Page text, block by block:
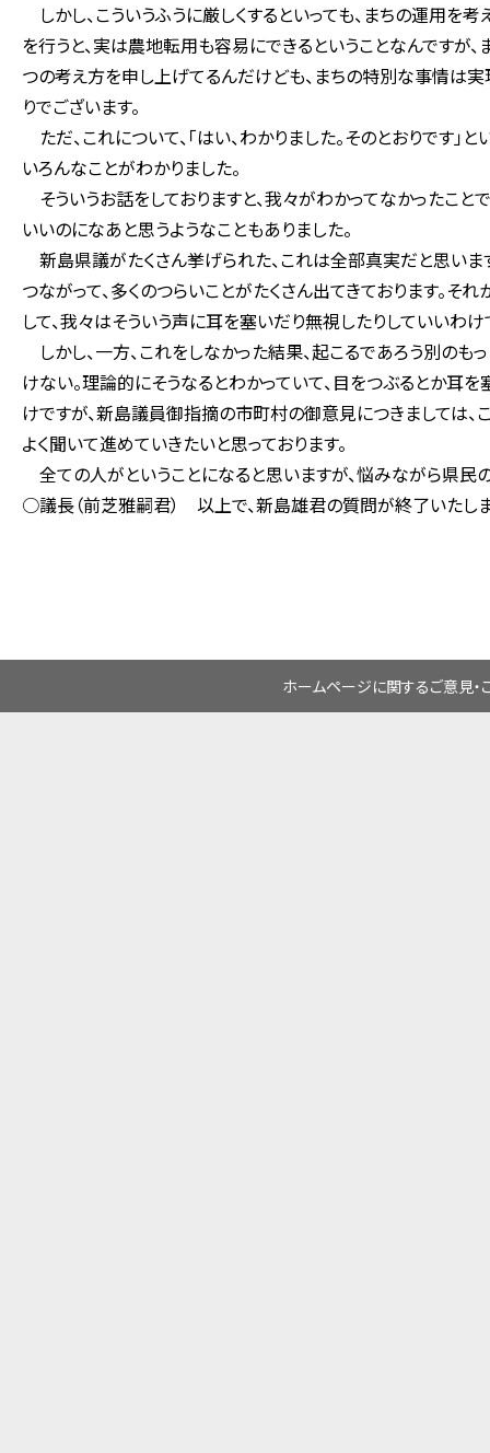
しかし、こういうふうに厳しくするといっても、まちの運用
を行うと、実は農地転用も容易にできるということなんですが
つの考え方を申し上げてるんだけども、まちの特別な事情は
りでございます。
ただ、これについて、「はい、わかりました。そのとおりです
いろんなことがわかりました。
そういうお話をしておりますと、我々がわかってなかったこと
いいのになあと思うようなこともありました。
新島県議がたくさん挙げられた、これは全部真実だと思いま
つながって、多くのつらいことがたくさん出てきております。
して、我々はそういう声に耳を塞いだり無視したりしていいわけ
しかし、一方、これをしなかった結果、起こるであろう別の
けない。理論的にそうなるとわかっていて、目をつぶるとか耳
けですが、新島議員御指摘の市町村の御意見につきましては
よく聞いて進めていきたいと思っております。
全ての人がということになると思いますが、悩みながら県民
○議長（前芝雅嗣君） 以上で、新島雄君の質問が終了いたし
ホームページに関するご意見・